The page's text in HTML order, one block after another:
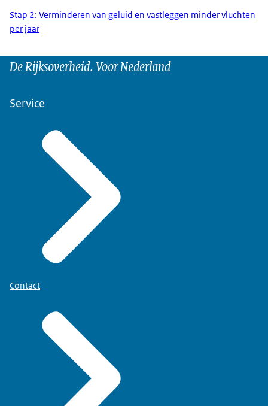
Stap 2: Verminderen van geluid en vastleggen minder vluchten
per jaar
De Rijksoverheid. Voor Nederland
Service
Contact